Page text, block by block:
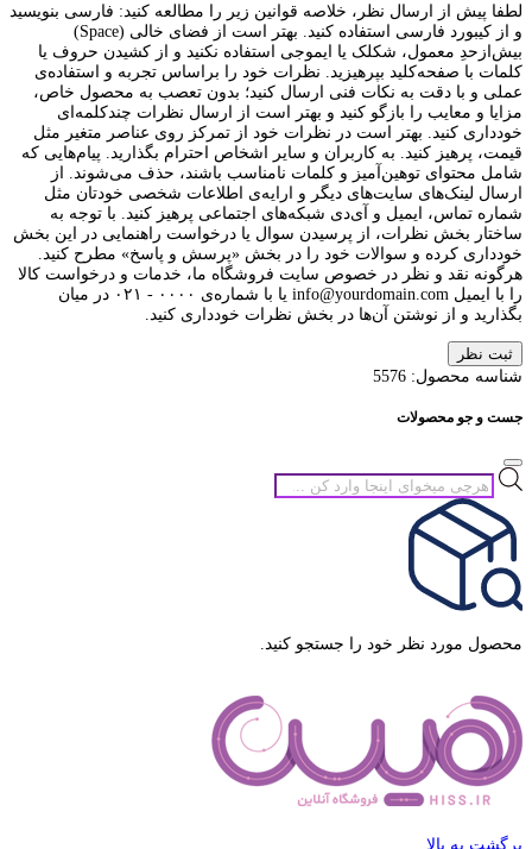
لطفا پیش از ارسال نظر، خلاصه قوانین زیر را مطالعه کنید: فارسی بنویسید
و از کیبورد فارسی استفاده کنید. بهتر است از فضای خالی (Space)
بیش‌از‌حدِ معمول، شکلک یا ایموجی استفاده نکنید و از کشیدن حروف یا
کلمات با صفحه‌کلید بپرهیزید. نظرات خود را براساس تجربه و استفاده‌ی
عملی و با دقت به نکات فنی ارسال کنید؛ بدون تعصب به محصول خاص،
مزایا و معایب را بازگو کنید و بهتر است از ارسال نظرات چندکلمه‌‌ای
خودداری کنید. بهتر است در نظرات خود از تمرکز روی عناصر متغیر مثل
قیمت، پرهیز کنید. به کاربران و سایر اشخاص احترام بگذارید. پیام‌هایی که
شامل محتوای توهین‌آمیز و کلمات نامناسب باشند، حذف می‌شوند. از
ارسال لینک‌های سایت‌های دیگر و ارایه‌ی اطلاعات شخصی خودتان مثل
شماره تماس، ایمیل و آی‌دی شبکه‌های اجتماعی پرهیز کنید. با توجه به
ساختار بخش نظرات، از پرسیدن سوال یا درخواست راهنمایی در این بخش
خودداری کرده و سوالات خود را در بخش «پرسش و پاسخ» مطرح کنید.
هرگونه نقد و نظر در خصوص سایت فروشگاه ما، خدمات و درخواست کالا
را با ایمیل info@yourdomain.com یا با شماره‌ی ۰۰۰۰ - ۰۲۱ در میان
بگذارید و از نوشتن آن‌ها در بخش نظرات خودداری کنید.
ثبت نظر
شناسه محصول: 5576
جست و جو محصولات
جستجوی
محصولات
محصول مورد نظر خود را جستجو کنید.
برگشت به بالا